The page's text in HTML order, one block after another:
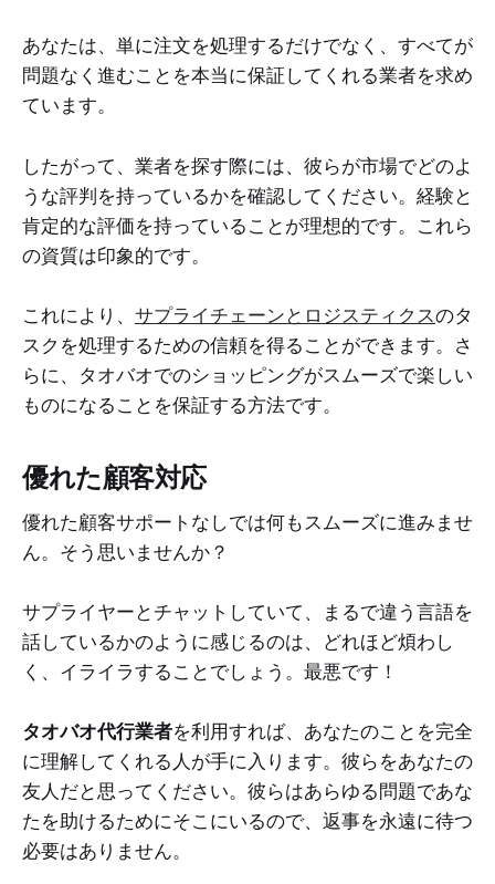
あなたは、単に注文を処理するだけでなく、すべてが
問題なく進むことを本当に保証してくれる業者を求め
ています。
したがって、業者を探す際には、彼らが市場でどのよ
うな評判を持っているかを確認してください。経験と
肯定的な評価を持っていることが理想的です。これら
の資質は印象的です。
これにより、 サプライチェーンとロジスティクスのタ
スクを処理するための信頼を得ることができます。さ
らに、タオバオでのショッピングがスムーズで楽しい
ものになることを保証する方法です。
優れた顧客対応
優れた顧客サポートなしでは何もスムーズに進みませ
ん。そう思いませんか？
サプライヤーとチャットしていて、まるで違う言語を
話しているかのように感じるのは、どれほど煩わし
く、イライラすることでしょう。最悪です！
タオバオ代行業者を利用すれば、あなたのことを完全
に理解してくれる人が手に入ります。彼らをあなたの
友人だと思ってください。彼らはあらゆる問題であな
たを助けるためにそこにいるので、返事を永遠に待つ
必要はありません。